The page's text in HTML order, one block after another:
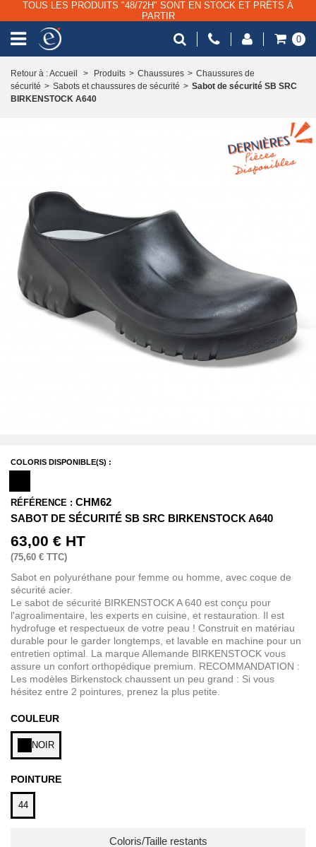
TOUS LES PRODUITS "48/72H" SONT EN STOCK ET PRÊTS À
PARTIR
0
Retour à : Accueil > Produits > Chaussures > Chaussures de
sécurité > Sabots et chaussures de sécurité > Sabot de sécurité SB SRC
BIRKENSTOCK A640
COLORIS DISPONIBLE(S) :
RÉFÉRENCE : CHM62
SABOT DE SÉCURITÉ SB SRC BIRKENSTOCK A640
63,00 € HT
(75,60 € TTC)
Sabot en polyuréthane pour femme ou homme, avec coque de
sécurité acier.
Le sabot de sécurité BIRKENSTOCK A 640 est conçu pour
l'agroalimentaire, les experts en cuisine, et restauration. Il est
hydrofuge et respectueux de votre peau ! Construit en matériau
durable pour le garder longtemps, et lavable en machine pour un
entretien optimal. La marque Allemande BIRKENSTOCK vous
assure un confort orthopédique premium. RECOMMANDATION :
Les modèles Birkenstock chaussent un peu grand : Si vous
hésitez entre 2 pointures, prenez la plus petite.
COULEUR
NOIR
POINTURE
44
Coloris/Taille restants